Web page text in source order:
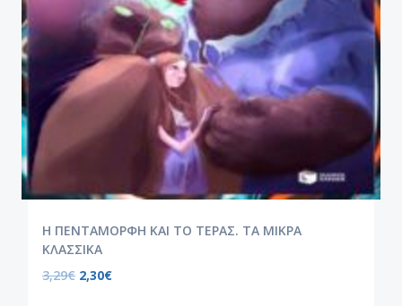
Η ΠΕΝΤΑΜΟΡΦΗ ΚΑΙ ΤΟ ΤΕΡΑΣ. ΤΑ ΜΙΚΡΑ
ΚΛΑΣΣΙΚΑ
3,29€ 2,30€